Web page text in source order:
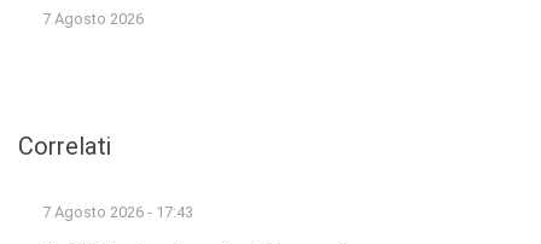
7 Agosto 2026
Correlati
7 Agosto 2026 - 17:43